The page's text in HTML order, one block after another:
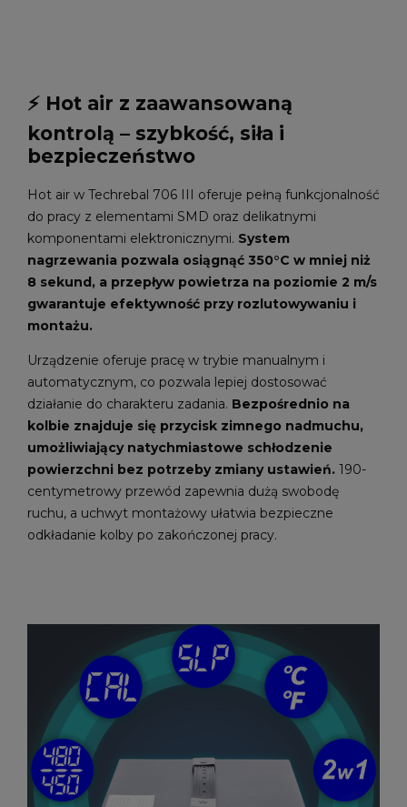
⚡ Hot air z zaawansowaną
kontrolą – szybkość, siła i
bezpieczeństwo
Hot air w Techrebal 706 III oferuje pełną funkcjonalność
do pracy z elementami SMD oraz delikatnymi
komponentami elektronicznymi. System
nagrzewania pozwala osiągnąć 350°C w mniej niż
8 sekund, a przepływ powietrza na poziomie 2 m/s
gwarantuje efektywność przy rozlutowywaniu i
montażu.
Urządzenie oferuje pracę w trybie manualnym i
automatycznym, co pozwala lepiej dostosować
działanie do charakteru zadania. Bezpośrednio na
kolbie znajduje się przycisk zimnego nadmuchu,
umożliwiający natychmiastowe schłodzenie
powierzchni bez potrzeby zmiany ustawień. 190-
centymetrowy przewód zapewnia dużą swobodę
ruchu, a uchwyt montażowy ułatwia bezpieczne
odkładanie kolby po zakończonej pracy.